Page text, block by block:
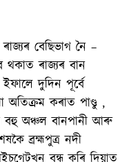
ৰাজ্যৰ বেছিভাগ নৈ –
থকাত ৰাজ্যৰ বান
দুদিন পূৰ্বে
অতিক্ৰম কৰাত পাণ্ডু ,
বহু অঞ্চল বানপানী আৰু
ব্ৰহ্মপুত্ৰ নদী